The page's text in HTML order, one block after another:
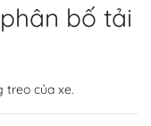
bố tải
treo của xe.